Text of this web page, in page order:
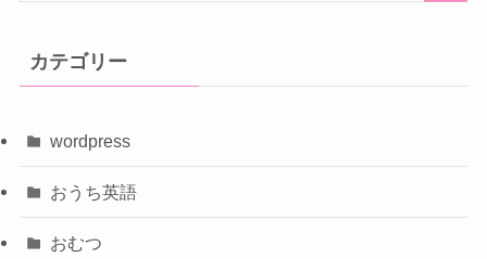
カテゴリー
wordpress
おうち英語
おむつ